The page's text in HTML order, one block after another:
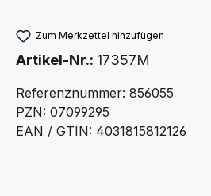
Zum Merkzettel hinzufügen
Artikel-Nr.: 17357M
Referenznummer: 856055
PZN: 07099295
EAN / GTIN: 4031815812126